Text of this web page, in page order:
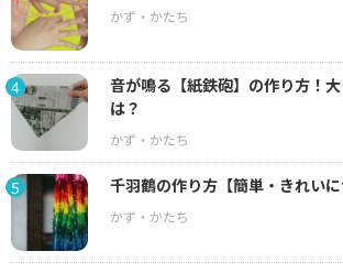
4
音が鳴る【紙鉄砲】の作り方！
は？
5 千羽鶴の作り方【簡単・きれいに